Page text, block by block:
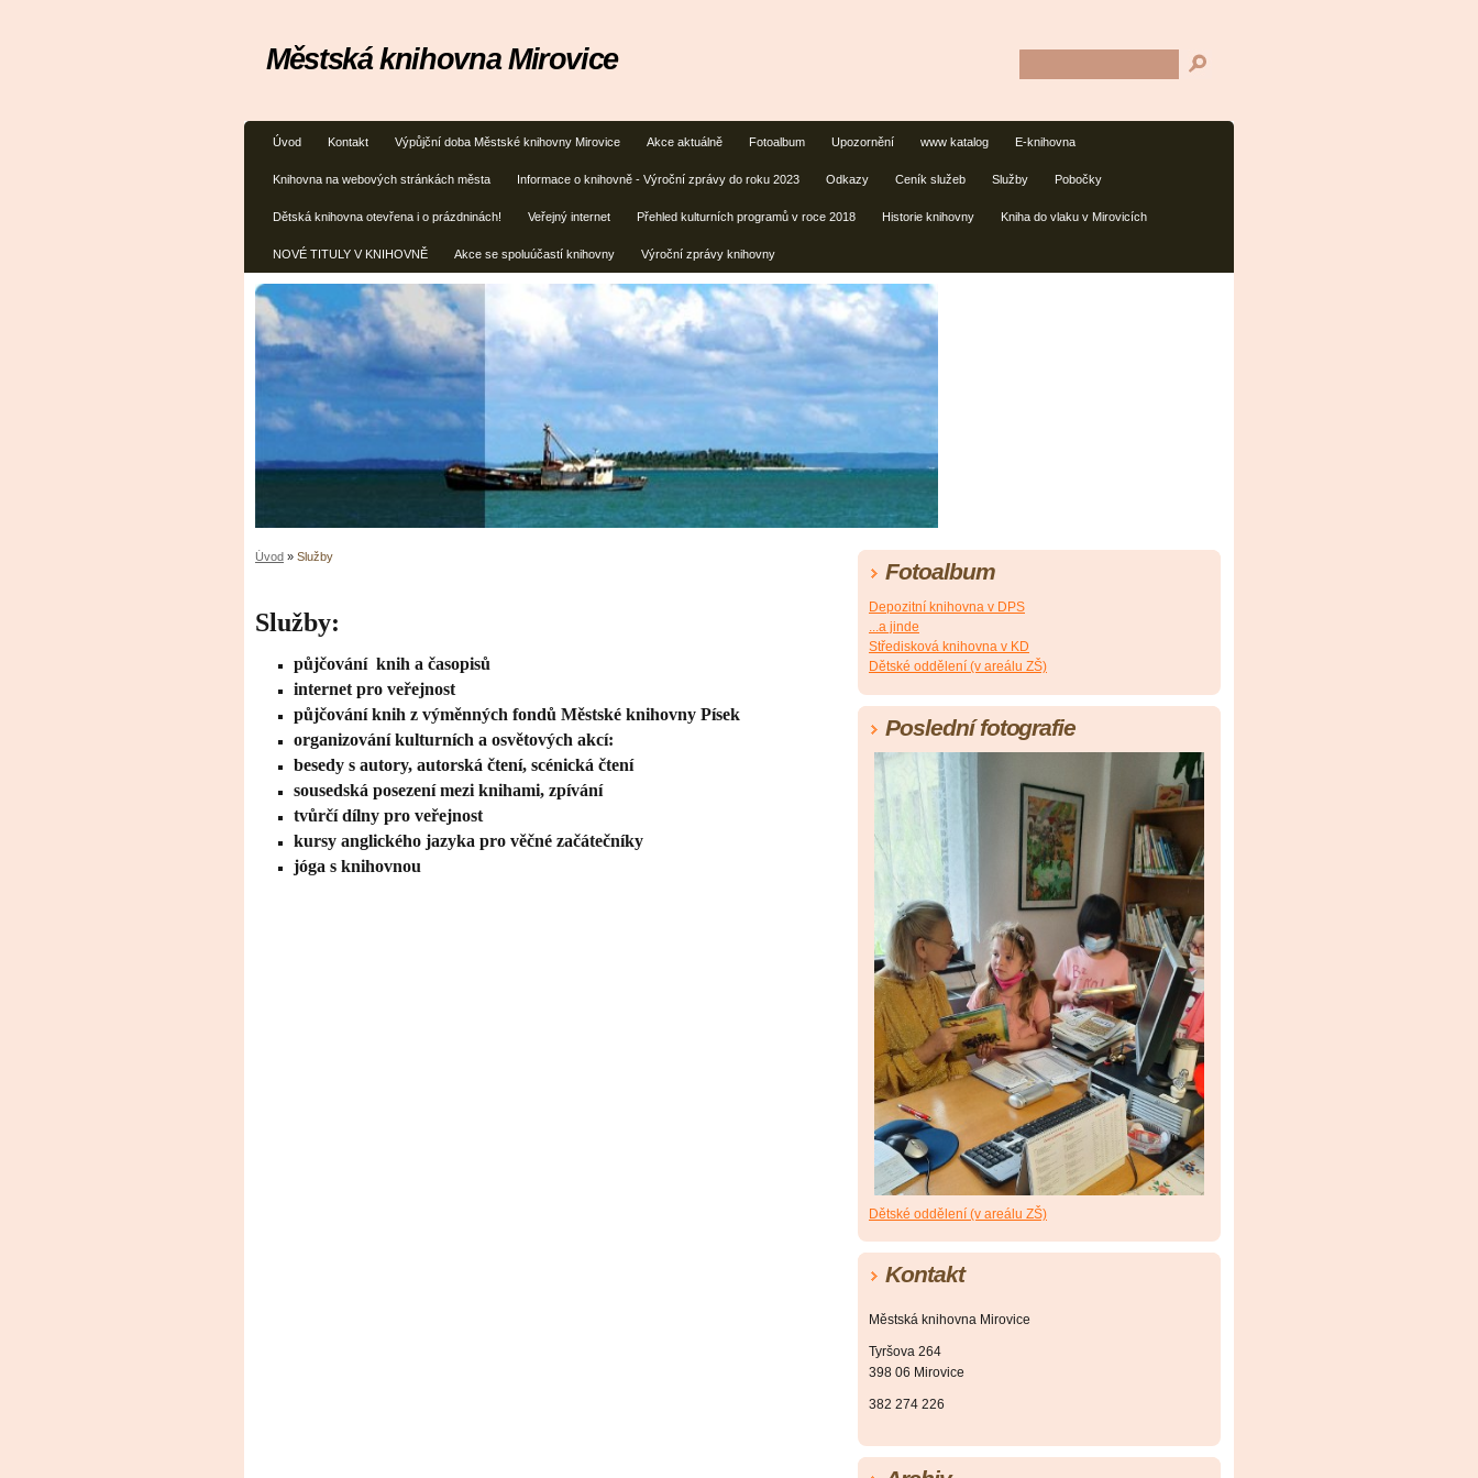
Úvod Kontakt Výpůjční doba Městské knihovny Mirovice Akce aktuálně Fotoalbum Upozornění www katalog E-knihovna
Knihovna na webových stránkách města Informace o knihovně - Výroční zprávy do roku 2023 Odkazy Ceník služeb Služby Pobočky
Dětská knihovna otevřena i o prázdninách! Veřejný internet Přehled kulturních programů v roce 2018 Historie knihovny Kniha do vlaku v Mirovicích
NOVÉ TITULY V KNIHOVNĚ Akce se spoluúčastí knihovny Výroční zprávy knihovny
Městská knihovna Mirovice
Úvod » Služby
Služby:
půjčování knih a časopisů
internet pro veřejnost
půjčování knih z výměnných fondů Městské knihovny Písek
organizování kulturních a osvětových akcí:
besedy s autory, autorská čtení, scénická čtení
sousedská posezení mezi knihami, zpívání
tvůrčí dílny pro veřejnost
kursy anglického jazyka pro věčné začátečníky
jóga s knihovnou
Fotoalbum
Depozitní knihovna v DPS
...a jinde
Středisková knihovna v KD
Dětské oddělení (v areálu ZŠ)
Poslední fotografie
Dětské oddělení (v areálu ZŠ)
Kontakt
Městská knihovna Mirovice
Tyršova 264
398 06 Mirovice
382 274 226